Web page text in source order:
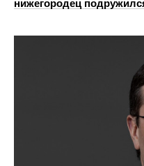
нижегородец